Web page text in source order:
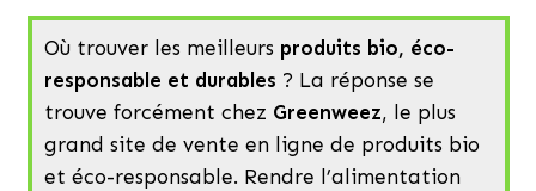
Où trouver les meilleurs produits bio, éco-
responsable et durables ? La réponse se
trouve forcément chez Greenweez, le plus
grand site de vente en ligne de produits bio
et éco-responsable. Rendre l’alimentation